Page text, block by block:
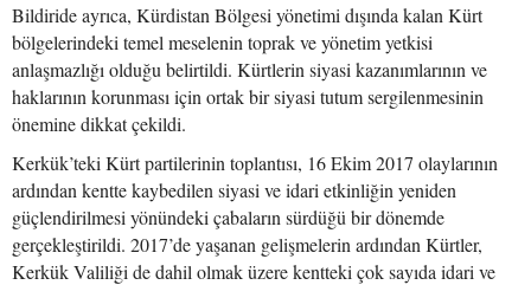
Bildiride ayrıca, Kürdistan Bölgesi yönetimi dışında kalan Kürt
bölgelerindeki temel meselenin toprak ve yönetim yetkisi
anlaşmazlığı olduğu belirtildi. Kürtlerin siyasi kazanımlarının ve
haklarının korunması için ortak bir siyasi tutum sergilenmesinin
önemine dikkat çekildi.
Kerkük’teki Kürt partilerinin toplantısı, 16 Ekim 2017 olaylarının
ardından kentte kaybedilen siyasi ve idari etkinliğin yeniden
güçlendirilmesi yönündeki çabaların sürdüğü bir dönemde
gerçekleştirildi. 2017’de yaşanan gelişmelerin ardından Kürtler,
Kerkük Valiliği de dahil olmak üzere kentteki çok sayıda idari ve